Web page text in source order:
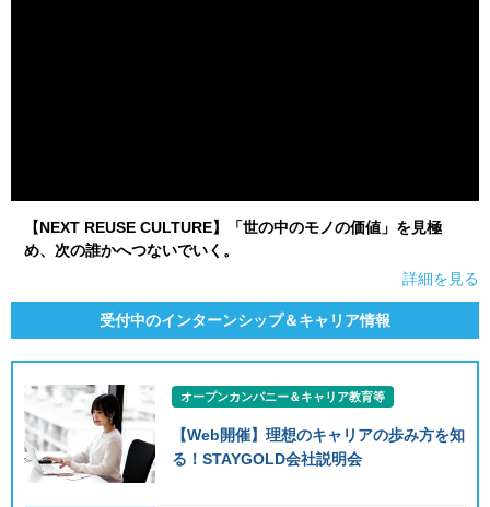
【NEXT REUSE CULTURE】「世の中のモノの価値」を見極
め、次の誰かへつないでいく。
詳細を見る
受付中のインターンシップ＆キャリア情報
オープンカンパニー＆キャリア教育等
【Web開催】理想のキャリアの歩み方を知
る！STAYGOLD会社説明会